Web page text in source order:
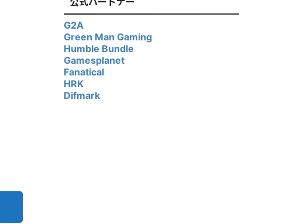
G2A
Green Man Gaming
Humble Bundle
Gamesplanet
Fanatical
HRK
Difmark